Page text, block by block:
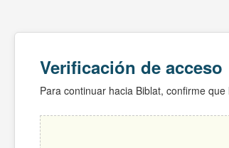
Verificación de acceso
Para continuar hacia Biblat, confirme